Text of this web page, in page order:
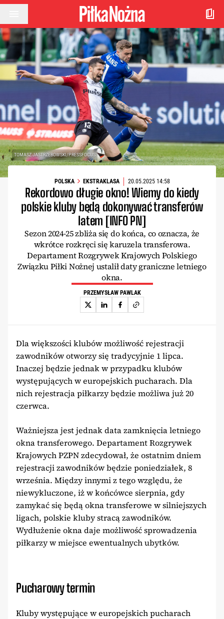
Przejdź do treści
TOMASZ JASTRZEBOWSKI/PRESSFOCUS
POLSKA EKSTRAKLASA 20.05.2025 14:58
Rekordowo długie okno! Wiemy do kiedy
polskie kluby będą dokonywać transferów
latem [INFO PN]
Sezon 2024-25 zbliża się do końca, co oznacza, że
wkrótce rozkręci się karuzela transferowa.
Departament Rozgrywek Krajowych Polskiego
Związku Piłki Nożnej ustalił daty graniczne letniego
okna.
PRZEMYSŁAW PAWLAK
Dla większości klubów możliwość rejestracji
zawodników otworzy się tradycyjnie 1 lipca.
Inaczej będzie jednak w przypadku klubów
występujących w europejskich pucharach. Dla
nich rejestracja piłkarzy będzie możliwa już 20
czerwca.
Ważniejsza jest jednak data zamknięcia letniego
okna transferowego. Departament Rozgrywek
Krajowych PZPN zdecydował, że ostatnim dniem
rejestracji zawodników będzie poniedziałek, 8
września. Między innymi z tego względu, że
niewykluczone, iż w końcówce sierpnia, gdy
zamykać się będą okna transferowe w silniejszych
ligach, polskie kluby stracą zawodników.
Wydłużenie okna daje możliwość sprowadzenia
piłkarzy w miejsce ewentualnych ubytków.
Pucharowy termin
Kluby występujące w europejskich pucharach